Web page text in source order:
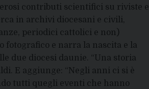
contributi scientifici su riviste e
in archivi diocesani e civili,
periodici cattolici e non)
fotografico e narra la nascita e la
due diocesi daunie. “Una storia
E aggiunge: “Negli anni ci si è
tutti quegli eventi che hanno